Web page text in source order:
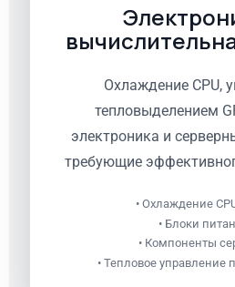
Охлаждение CPU,
тепловыделением
электроника и
требующие
• Охлаждение
• Блоки
• Компоненты
• Тепловое управление